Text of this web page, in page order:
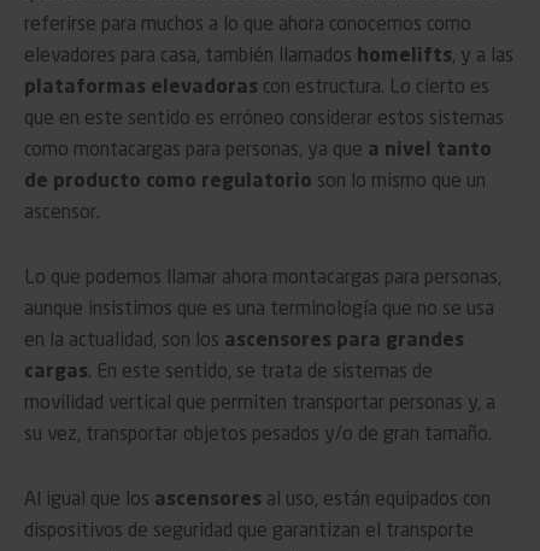
referirse para muchos a lo que ahora conocemos como
elevadores para casa, también llamados homelifts, y a las
plataformas elevadoras con estructura. Lo cierto es
que en este sentido es erróneo considerar estos sistemas
como montacargas para personas, ya que a nivel tanto
de producto como regulatorio son lo mismo que un
ascensor.
Lo que podemos llamar ahora montacargas para personas,
aunque insistimos que es una terminología que no se usa
en la actualidad, son los ascensores para grandes
cargas. En este sentido, se trata de sistemas de
movilidad vertical que permiten transportar personas y, a
su vez, transportar objetos pesados y/o de gran tamaño.
Al igual que los ascensores al uso, están equipados con
dispositivos de seguridad que garantizan el transporte